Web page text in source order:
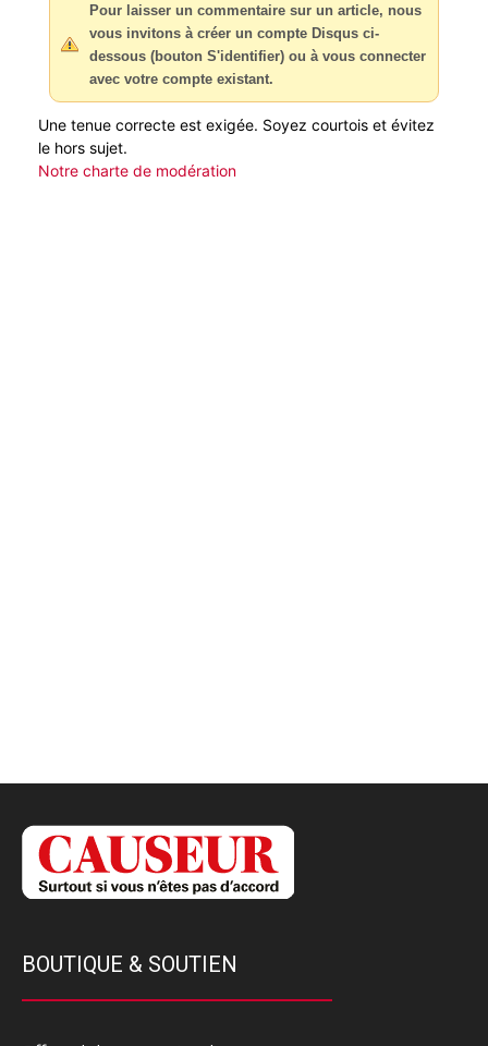
Pour laisser un commentaire sur un article, nous
vous invitons à créer un compte Disqus ci-
dessous (bouton S'identifier) ou à vous connecter
avec votre compte existant.
Une tenue correcte est exigée. Soyez courtois et évitez
le hors sujet.
Notre charte de modération
BOUTIQUE & SOUTIEN